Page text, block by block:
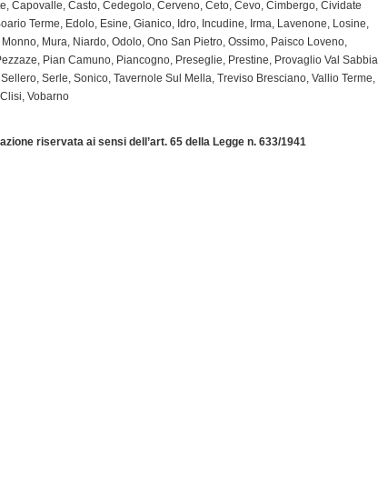
Capovalle, Casto, Cedegolo, Cerveno, Ceto, Cevo, Cimbergo, Cividate
Terme, Edolo, Esine, Gianico, Idro, Incudine, Irma, Lavenone, Losine,
Mura, Niardo, Odolo, Ono San Pietro, Ossimo, Paisco Loveno,
Pian Camuno, Piancogno, Preseglie, Prestine, Provaglio Val Sabbia,
Serle, Sonico, Tavernole Sul Mella, Treviso Bresciano, Vallio Terme,
Vobarno
riservata ai sensi dell’art. 65 della Legge n. 633/1941